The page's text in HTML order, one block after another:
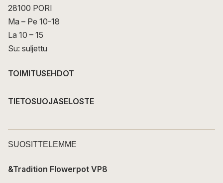
28100 PORI
Ma – Pe 10-18
La 10 – 15
Su: suljettu
TOIMITUSEHDOT
TIETOSUOJASELOSTE
SUOSITTELEMME
&Tradition Flowerpot VP8